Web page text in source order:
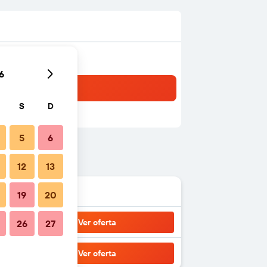
Ver oferta
Ver oferta
S D
5 6
12 13
19 20
26 27